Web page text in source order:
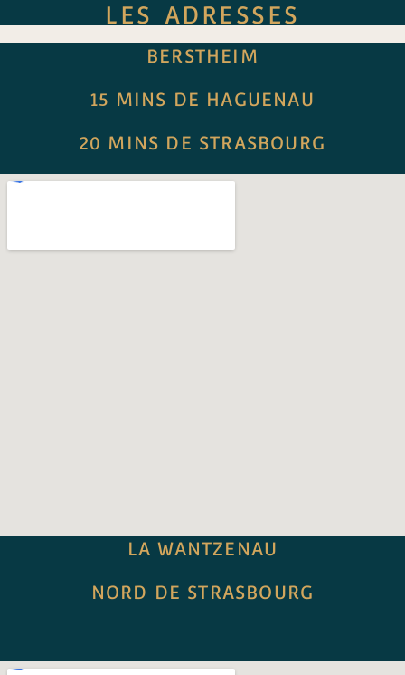
LES ADRESSES
BERSTHEIM
15 MINS DE HAGUENAU
20 MINS DE STRASBOURG
LA WANTZENAU
NORD DE STRASBOURG